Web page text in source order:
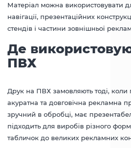
Матеріал можна використовувати
навігації, презентаційних
стендів і частини зовнішньої
Де
ПВХ
Друк на ПВХ замовляють тоді, коли
акуратна та довговічна рекламна
зручний в обробці, має
підходить для виробів різного
табличок до великих рекламних